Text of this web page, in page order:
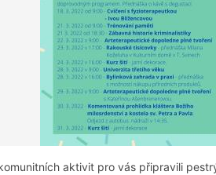
aktivit pro vás připravili